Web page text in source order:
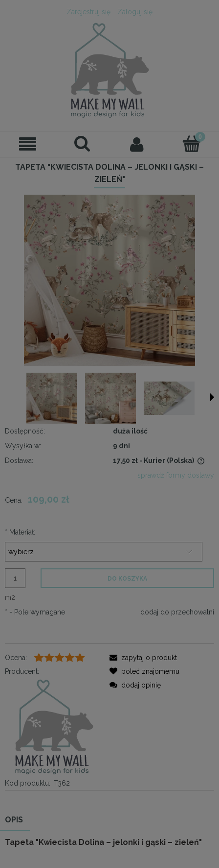
Zarejestruj się Zaloguj się
TAPETA "KWIECISTA DOLINA – JELONKI I GĄSKI –
ZIELEŃ"
Dostępność:
duża ilość
Wysyłka w:
9 dni
Dostawa:
17,50 zł - Kurier (Polska)
sprawdź formy dostawy
Cena: 109,00 zł
* Materiał:
m2
DO KOSZYKA
dodaj do przechowalni
* - Pole wymagane
Ocena:
Producent:
Kod produktu: T362
zapytaj o produkt
poleć znajomemu
dodaj opinię
OPIS
Tapeta "Kwiecista Dolina – jelonki i gąski – zieleń"